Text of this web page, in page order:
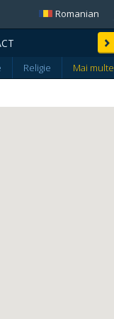
Romanian
Religie Mai multe